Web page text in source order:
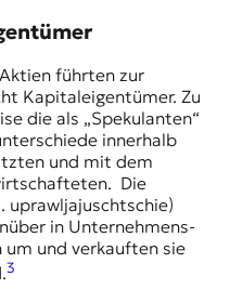
führten zur
Kapitaleigentümer. Zu
die als „Spekulanten“
innerhalb
und mit dem
Die
uprawljajuschtschie)
in Unternehmens-
und verkauften sie
3